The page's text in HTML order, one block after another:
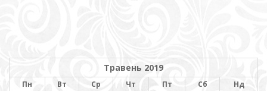
Травень 2019
Пн Вт Ср Чт Пт Сб
Нд